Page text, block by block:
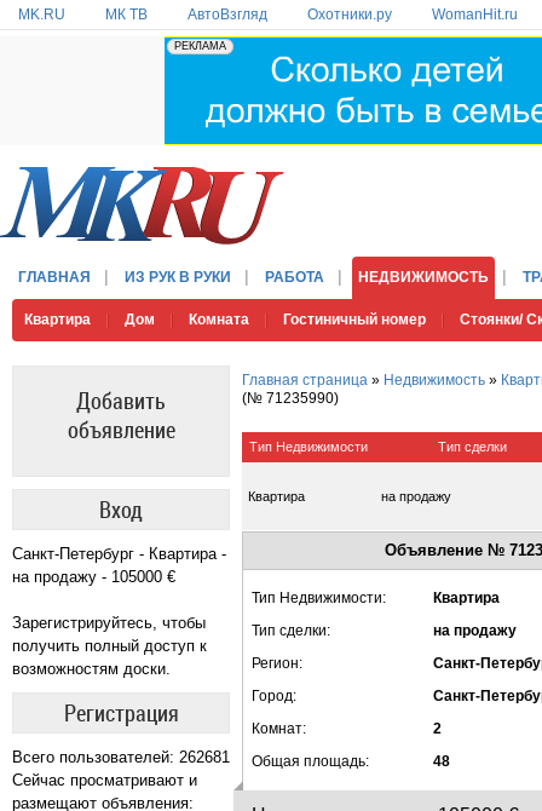
MK.RU МК ТВ АвтоВзгляд Охотники.ру WomanHit.ru
ГЛАВНАЯ ИЗ РУК В РУКИ РАБОТА НЕДВИЖИМОСТЬ
Квартира Дом Комната Гостиничный номер Стоянки/
Добавить
объявление
Вход
Санкт-Петербург - Квартира -
на продажу - 105000 €
Зарегистрируйтесь, чтобы
получить полный доступ к
возможностям доски.
Регистрация
Всего пользователей: 262681
Сейчас просматривают и
размещают объявления:
Главная страница » Недвижимость »
(№ 71235990)
Тип Недвижимости Тип сделки
Квартира на продажу
Объявление №
Тип Недвижимости:
Квартира
Тип сделки:
на продажу
Регион:
Санкт-
Город:
Санкт-
Комнат:
2
Общая площадь:
48